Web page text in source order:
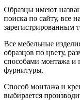
Образцы имеют
поиска по сайту, все
зарегистрированным
Все мебельные
образцов по цвету,
способами монтажа и
фурнитуры.
Способ монтажа и
выбирается